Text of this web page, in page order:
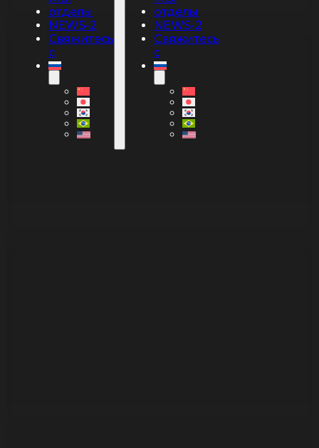
отделы
NEWS-2
Свяжитесь
с
отделы
NEWS-2
Свяжитесь
с